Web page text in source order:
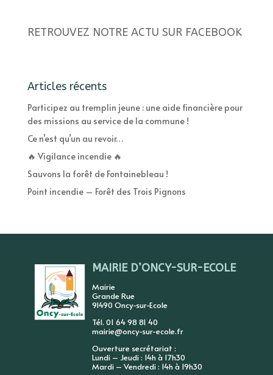
RETROUVEZ NOTRE ACTU SUR FACEBOOK
Articles récents
Participez au tremplin jeune : une aide financière pour
des missions au service de la commune !
Ce n’est qu’un au revoir…
🔥 Vigilance incendie 🔥
Sauvons la forêt de Fontainebleau !
Point incendie – Forêt des Trois Pignons
MAIRIE D’ONCY-SUR-ECOLE
Mairie
Grande Rue
91490 Oncy-sur-Ecole
Tél. 01 64 98 81 40
mairie@oncy-sur-ecole.fr
Ouverture secrétariat :
Lundi – Jeudi : 14h à 17h30
Mardi – Vendredi : 14h à 19h30